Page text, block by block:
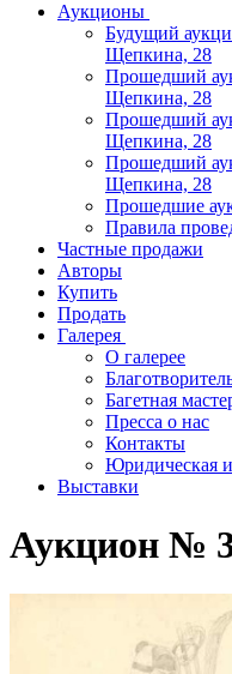
Аукционы
Будущий
Щепкина, 28
Прошедший
Щепкина, 28
Прошедший
Щепкина, 28
Прошедший
Щепкина, 28
Прошедшие
Правила
Частные продажи
Авторы
Купить
Продать
Галерея
О галерее
Багетная
Пресса о нас
Контакты
Юридическая
Выставки
Аукцион №